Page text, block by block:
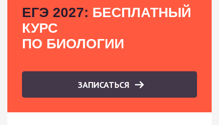
ЕГЭ 2027: БЕСПЛАТНЫЙ
КУРС
ПО БИОЛОГИИ
ЗАПИСАТЬСЯ